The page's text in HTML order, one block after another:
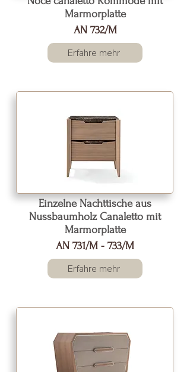
Marmorplatte
AN 732/M
Erfahre mehr
Einzelne Nachttische aus
Nussbaumholz Canaletto mit
Marmorplatte
AN 731/M - 733/M
Erfahre mehr